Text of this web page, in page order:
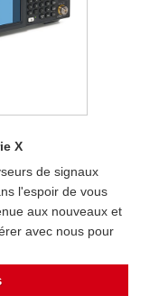
X
de signaux
l'espoir de vous
aux nouveaux et
avec nous pour